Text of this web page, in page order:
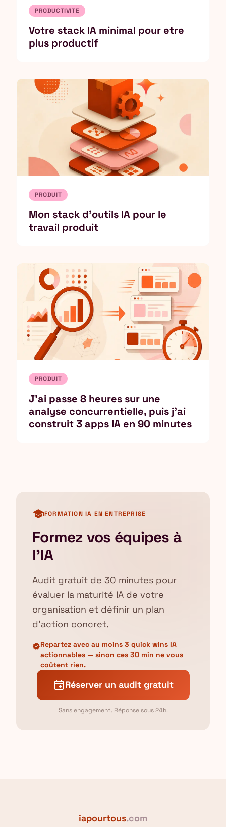
PRODUCTIVITE
Votre stack IA minimal pour etre
plus productif
PRODUIT
Mon stack d'outils IA pour le
travail produit
PRODUIT
J'ai passe 8 heures sur une
analyse concurrentielle, puis j'ai
construit 3 apps IA en 90 minutes
schoolFORMATION IA EN ENTREPRISE
Formez vos équipes à
l'IA
Audit gratuit de 30 minutes pour
évaluer la maturité IA de votre
organisation et définir un plan
d'action concret.
verifiedRepartez avec au moins 3 quick wins IA
actionnables — sinon ces 30 min ne vous
coûtent rien.
eventRéserver un audit gratuit
Sans engagement. Réponse sous 24h.
iapourtous.com